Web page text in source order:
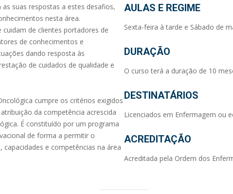
suas respostas a estes desafios,
nesta área.
de clientes portadores de
de conhecimentos e
dando resposta às
de cuidados de qualidade e
cumpre os critérios exigidos
da competência acrescida
É constituído por um programa
de forma a permitir o
e competências na área
AULAS E REGIME
Sexta-feira à tarde e Sábado de
DURAÇÃO
O curso terá a duração de 10
DESTINATÁRIOS
Licenciados em Enfermagem ou
ACREDITAÇÃO
Acreditada pela Ordem dos